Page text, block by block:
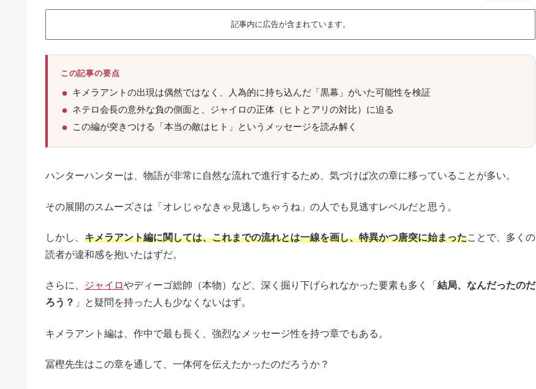
記事内に広告が含まれています。
この記事の要点
キメラアントの出現は偶然ではなく、人為的に持ち込んだ「黒幕」がいた可能性を検証
ネテロ会長の意外な負の側面と、ジャイロの正体（ヒトとアリの対比）に迫る
この編が突きつける「本当の敵はヒト」というメッセージを読み解く
ハンターハンターは、物語が非常に自然な流れで進行するため、気づけば次の章に移っていることが多い。
その展開のスムーズさは「オレじゃなきゃ見逃しちゃうね」の人でも見逃すレベルだと思う。
しかし、 キメラアント編に関しては、これまでの流れとは一線を画し、特異かつ唐突に始まったことで、多くの
読者が違和感を抱いたはずだ。
さらに、 ジャイロやディーゴ総帥（本物）など、深く掘り下げられなかった要素も多く「 結局、なんだったのだ
ろう？ 」と疑問を持った人も少なくないはず。
キメラアント編は、作中で最も長く、強烈なメッセージ性を持つ章でもある。
冨樫先生はこの章を通して、一体何を伝えたかったのだろうか？